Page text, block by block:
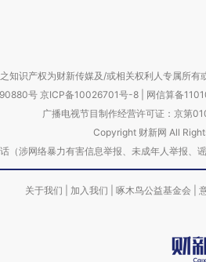
知识产权为财新传媒及/或相关权利人专属所
号京ICP备10026701号-8 网信算备
广播电视节目制作经营许可证：京第
Copyright 财新网 All
（涉网络暴力有害信息举报、未成年人举
关于我们 加入我们 啄木鸟公益基金会